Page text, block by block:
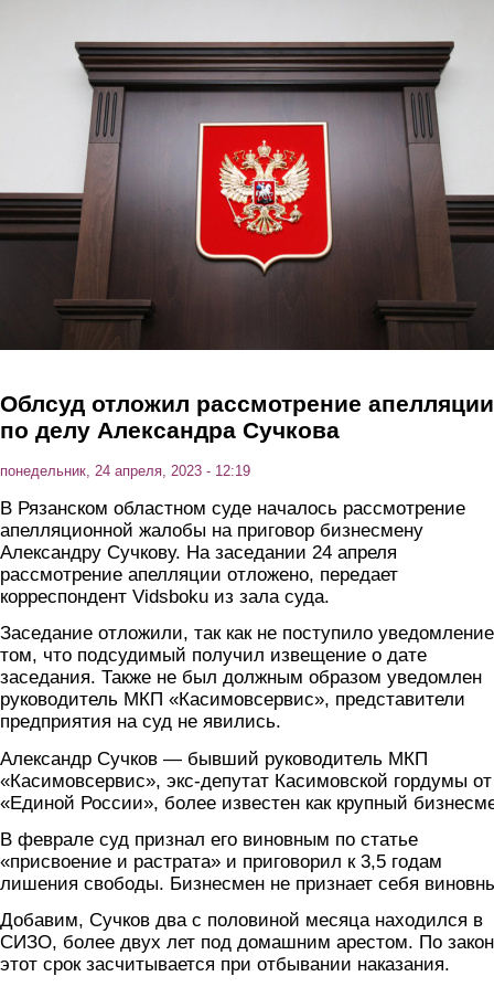
Облсуд отложил рассмотрение апелляции
по делу Александра Сучкова
понедельник, 24 апреля, 2023 - 12:19
В Рязанском областном суде началось рассмотрение
апелляционной жалобы на приговор бизнесмену
Александру Сучкову. На заседании 24 апреля
рассмотрение апелляции отложено, передает
корреспондент Vidsboku из зала суда.
Заседание отложили, так как не поступило
том, что подсудимый получил извещение о дате
заседания. Также не был должным образом уведомлен
руководитель МКП «Касимовсервис», представители
предприятия на суд не явились.
Александр Сучков — бывший руководитель МКП
«Касимовсервис», экс-депутат Касимовской гордумы от
«Единой России», более известен как крупный
В феврале суд признал его виновным по статье
«присвоение и растрата» и приговорил к 3,5 годам
лишения свободы. Бизнесмен не признает себя
Добавим, Сучков два с половиной месяца находился в
СИЗО, более двух лет под домашним арестом. По
этот срок засчитывается при отбывании наказания.